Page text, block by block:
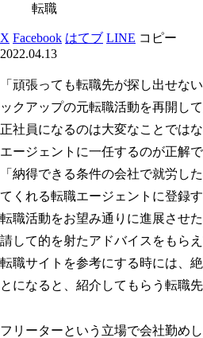
転職
X Facebook はてブ LINE コピー
2022.04.13
「頑張っても転職先が探し出せな
ックアップの元転職活動を再開し
正社員になるのは大変なことでは
エージェントに一任するのが正解で
「納得できる条件の会社で就労し
てくれる転職エージェントに登録す
転職活動をお望み通りに進展させ
請して的を射たアドバイスをもらえ
転職サイトを参考にする時には、
とになると、紹介してもらう転職
フリーターという立場で会社勤め